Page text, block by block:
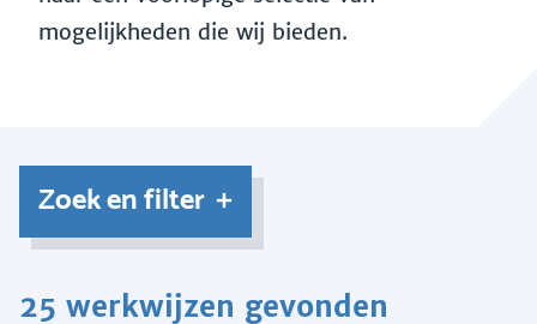
mogelijkheden die wij bieden.
Zoek en filter
25 werkwijzen gevonden